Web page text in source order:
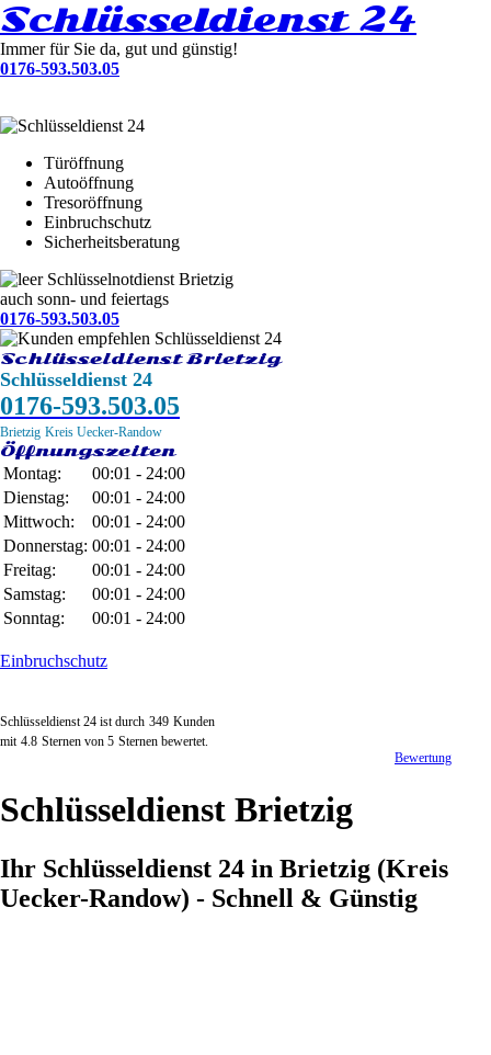
Schlüsseldienst 24
Immer für Sie da, gut und günstig!
0176-593.503.05
Türöffnung
Autoöffnung
Tresoröffnung
Einbruchschutz
Sicherheitsberatung
Schlüsselnotdienst Brietzig
auch sonn- und feiertags
0176-593.503.05
Schlüsseldienst Brietzig
Schlüsseldienst 24
0176-593.503.05
Brietzig Kreis Uecker-Randow
Öffnungszeiten
Montag:
00:01 - 24:00
Dienstag:
00:01 - 24:00
Mittwoch:
00:01 - 24:00
Donnerstag: 00:01 - 24:00
Freitag:
00:01 - 24:00
Samstag:
00:01 - 24:00
Sonntag:
00:01 - 24:00
Einbruchschutz
Schlüsseldienst 24 ist durch 349 Kunden
mit 4.8 Sternen von 5 Sternen bewertet.
Bewertung
Schlüsseldienst Brietzig
Ihr Schlüsseldienst 24 in Brietzig (Kreis
Uecker-Randow) - Schnell & Günstig